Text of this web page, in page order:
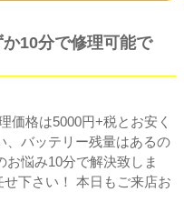
10分で修理可能で
価格は5000円+税とお安く
、バッテリー残量はあるの
悩み10分で解決致しま
下さい！ 本日もご来店お